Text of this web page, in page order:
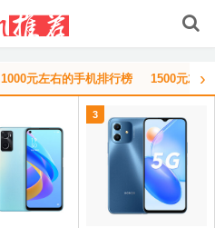
1000元左右的手机排行榜 1500元左›
3